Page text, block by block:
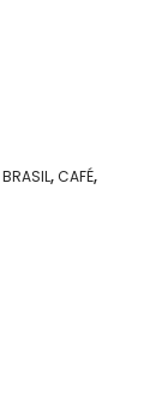
BRASIL,CAFÉ,